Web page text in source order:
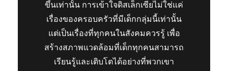
ขึ้นเท่านั้น การเข้าใจดิสเล็กเซียไม่ใช่แค่
เรื่องของครอบครัวที่มีเด็กกลุ่มนี้เท่านั้น
แต่เป็นเรื่องที่ทุกคนในสังคมควรรู้ เพื่อ
สร้างสภาพแวดล้อมที่เด็กทุกคนสามารถ
เรียนรู้และเติบโตได้อย่างที่พวกเขา